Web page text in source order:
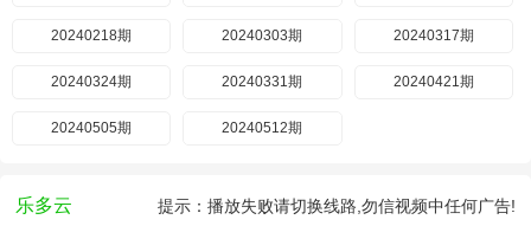
20240218期 20240303期 20240317期
20240324期 20240331期 20240421期
20240505期 20240512期
乐多云 提示：播放失败请切换线路,勿信视频中任何广告!